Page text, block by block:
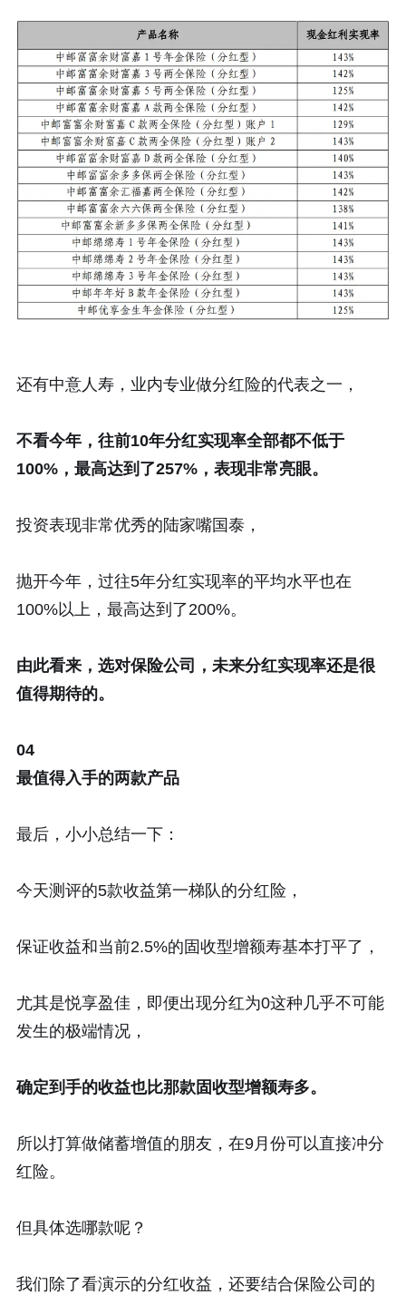
还有中意人寿，业内专业做分红险的代表之一，
不看今年，往前10年分红实现率全部都不低于
100%，最高达到了257%，表现非常亮眼。
投资表现非常优秀的陆家嘴国泰，
抛开今年，过往5年分红实现率的平均水平也在
100%以上，最高达到了200%。
由此看来，选对保险公司，未来分红实现率还是很
值得期待的。
04
最值得入手的两款产品
最后，小小总结一下：
今天测评的5款收益第一梯队的分红险，
保证收益和当前2.5%的固收型增额寿基本打平了，
尤其是悦享盈佳，即便出现分红为0这种几乎不可能
发生的极端情况，
确定到手的收益也比那款固收型增额寿多。
所以打算做储蓄增值的朋友，在9月份可以直接冲分
红险。
但具体选哪款呢？
我们除了看演示的分红收益，还要结合保险公司的